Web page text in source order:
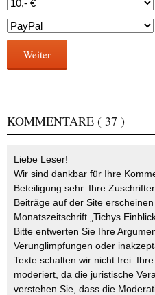
Weiter
KOMMENTARE ( 37 )
Liebe Leser!
Wir sind dankbar für Ihre
Beteiligung sehr. Ihre
Beiträge auf der Site
Monatszeitschrift „Tichys
Bitte entwerten Sie Ihre
Verunglimpfungen oder
Texte schalten wir nicht frei.
moderiert, da die juristische
verstehen Sie, dass die